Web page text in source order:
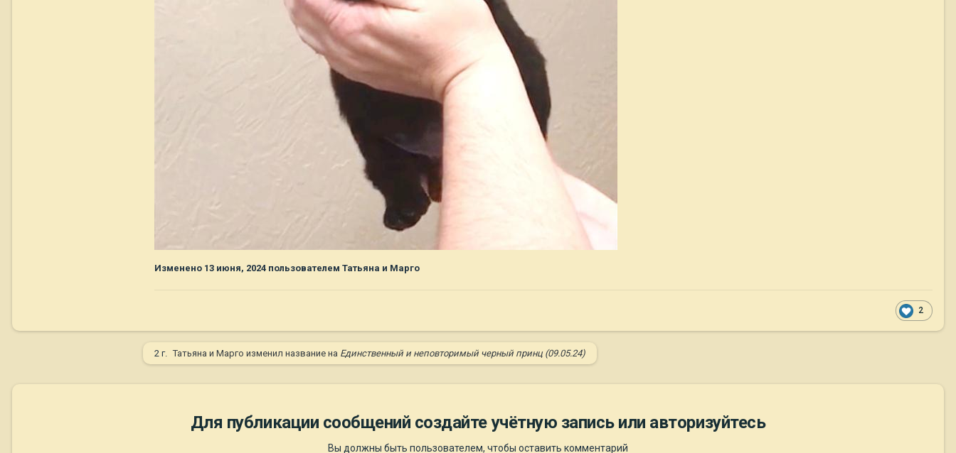
Изменено 13 июня, 2024 пользователем Татьяна и Марго
2
2 г. Татьяна и Марго изменил название на Единственный и неповторимый черный принц (09.05.24)
Для публикации сообщений создайте учётную запись или авторизуйтесь
Вы должны быть пользователем, чтобы оставить комментарий